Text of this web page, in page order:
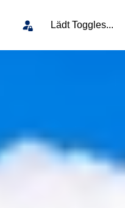
Lädt Toggles...